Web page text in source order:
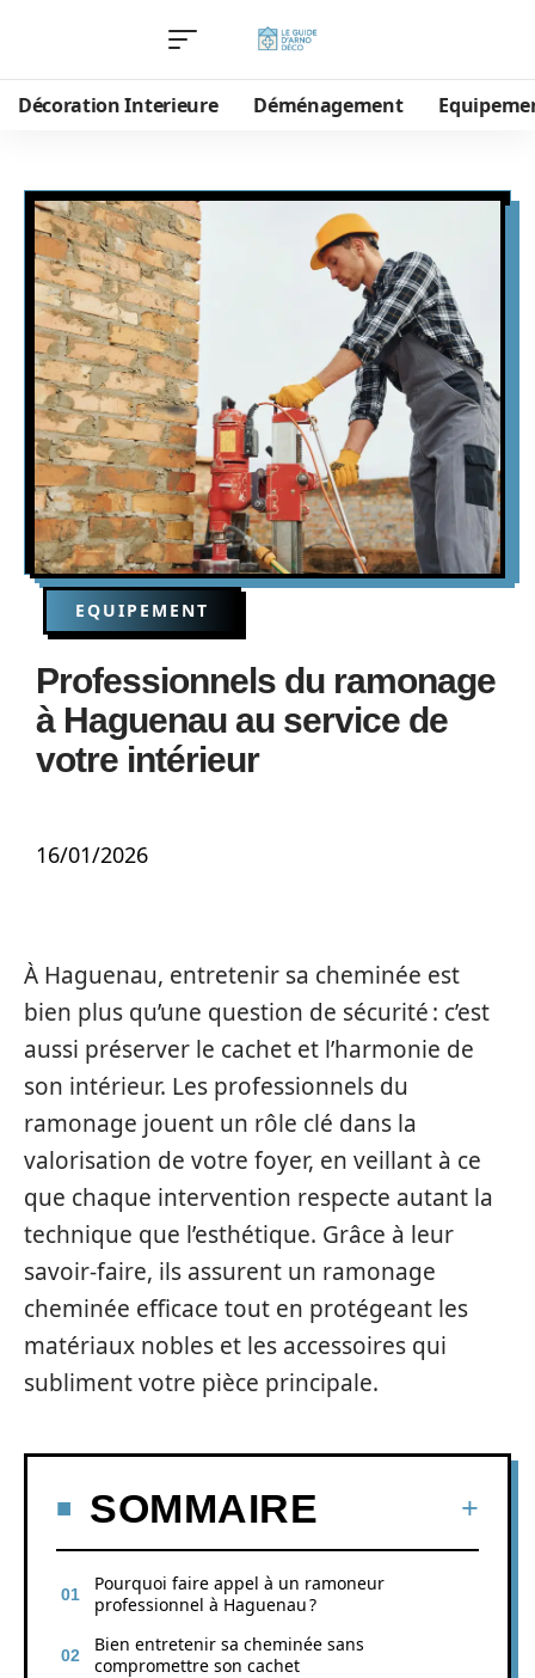
Décoration Interieure Déménagement
EQUIPEMENT
Professionnels du ramonage
à Haguenau au service de
votre intérieur
16/01/2026
À Haguenau, entretenir sa cheminée est
bien plus qu’une question de sécurité : c’est
aussi préserver le cachet et l’harmonie de
son intérieur. Les professionnels du
ramonage jouent un rôle clé dans la
valorisation de votre foyer, en veillant à ce
que chaque intervention respecte autant la
technique que l’esthétique. Grâce à leur
savoir-faire, ils assurent un ramonage
cheminée efficace tout en protégeant les
matériaux nobles et les accessoires qui
subliment votre pièce principale.
SOMMAIRE
Pourquoi faire appel à un ramoneur
professionnel à Haguenau ?
Bien entretenir sa cheminée sans
compromettre son cachet